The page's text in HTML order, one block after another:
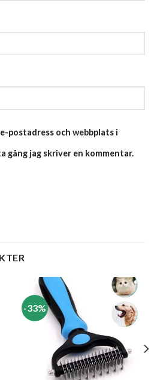
postadress och webbplats i
gång jag skriver en kommentar.
-33%